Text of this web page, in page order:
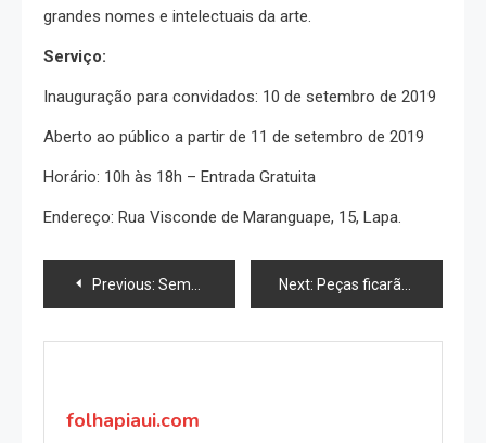
grandes nomes e intelectuais da arte.
Serviço:
Inauguração para convidados: 10 de setembro de 2019
Aberto ao público a partir de 11 de setembro de 2019
Horário: 10h às 18h – Entrada Gratuita
Endereço: Rua Visconde de Maranguape, 15, Lapa.
Navegação
de
Previous: Semana da Acessibilidade Surda promove inserção de deficientes auditivos no mercado de trabalho Next: Peças ficarão em exposição na Chácara do Céu e estarão à venda na ArtRio.
folhapiaui.com